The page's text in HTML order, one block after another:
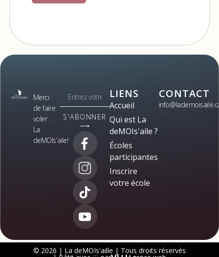
Merci
de faire
voler
La
deMOIs’aile!
S'ABONNER
⟶
LIENS
Accueil
Qui est La
deMOIs'aile ?
Écoles
participantes
Inscrire
votre école
CONTACT
© 2026 | La deMOIs'aille | Tous droits réservés